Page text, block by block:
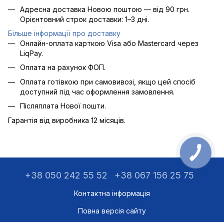
Адресна доставка Новою поштою — від 90 грн.
Орієнтовний строк доставки: 1–3 дні.
Більше інформації про доставку
Онлайн-оплата карткою Visa або Mastercard через
LiqPay.
Оплата на рахунок ФОП.
Оплата готівкою при самовивозі, якщо цей спосіб
доступний під час оформлення замовлення.
Післяплата Нової пошти.
Гарантія від виробника 12 місяців.
+38 050 242 55 52 +38 067 156 25 75
Контактна інформація
Повна версія сайту